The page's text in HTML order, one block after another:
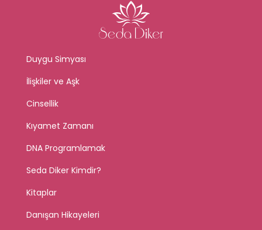
Duygu Simyası
İlişkiler ve Aşk
Cinsellik
Kıyamet Zamanı
DNA Programlamak
Seda Diker Kimdir?
Kitaplar
Danışan Hikayeleri